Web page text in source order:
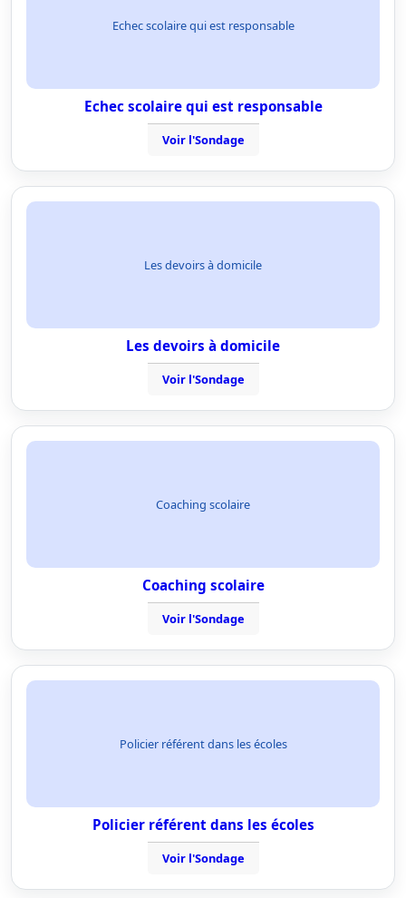
Echec scolaire qui est responsable
Echec scolaire qui est responsable
Voir l'Sondage
Les devoirs à domicile
Les devoirs à domicile
Voir l'Sondage
Coaching scolaire
Coaching scolaire
Voir l'Sondage
Policier référent dans les écoles
Policier référent dans les écoles
Voir l'Sondage